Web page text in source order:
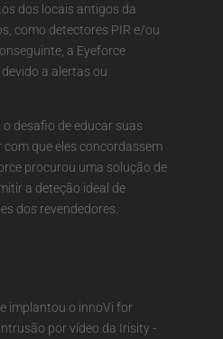
dos locais antigos da
como detectores PIR e/ou
a Eyeforce
a alertas ou
desafio de educar suas
que eles concordassem
procurou uma solução de
a deteção ideal de
dos revendedores.
implantou o innoVi for
por vídeo da Irisity -